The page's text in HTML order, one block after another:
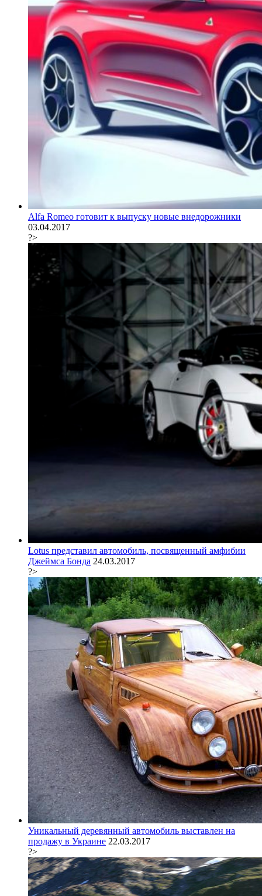
Alfa Romeo готовит к выпуску новые внедорожники
03.04.2017
?>
Lotus представил автомобиль, посвященный амфибии
Джеймса Бонда 24.03.2017
?>
Уникальный деревянный автомобиль выставлен на
продажу в Украине 22.03.2017
?>